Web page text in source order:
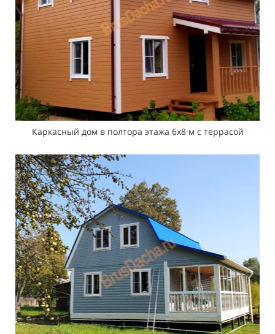
Каркасный дом в полтора этажа 6х8 м с террасой